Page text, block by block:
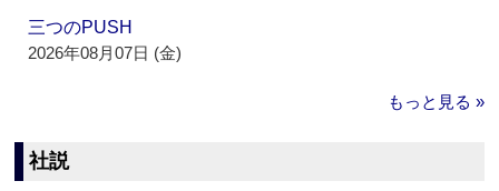
三つのPUSH
2026年08月07日 (金)
もっと見る »
社説